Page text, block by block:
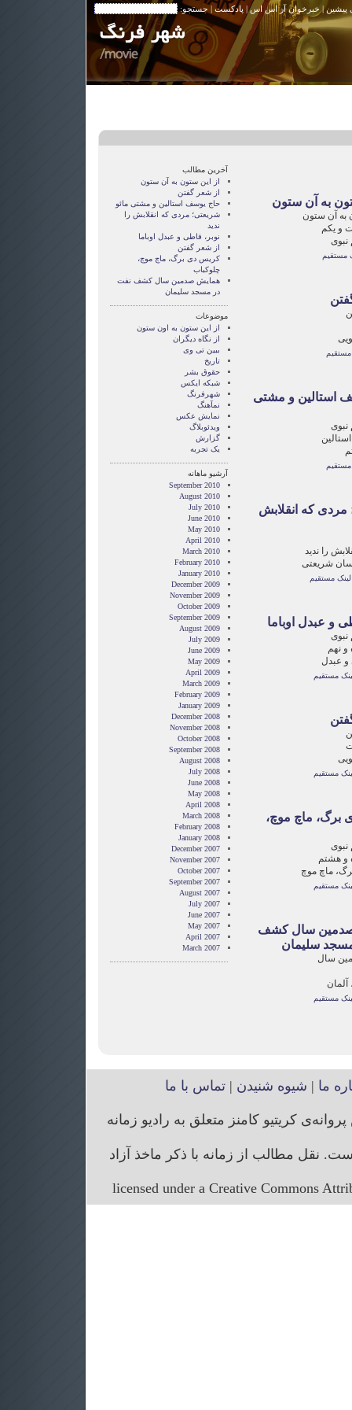
پیشین|خبرخوان آر اس اس|پادکست | جستجو:
به آن ستون
به آن ستون
و یکم
نبوی
مستقیم
مستقیم
استالین و مشتی
نبوی
مستقیم
مردی که انقلابش
را ندید
شریعتی
لینک مستقیم
و عبدل اوباما
نبوی
و نهم
و عبدل
مستقیم
مستقیم
برگ، ماچ موچ،
نبوی
و هشتم
ماچ موچ
مستقیم
سال کشف
سلیمان
سال
مستقیم
آخرین مطالب
از این ستون به آن ستون
از شعر گفتن
حاج یوسف استالین و مشتی مائو
شریعتی؛ مردی که انقلابش را
ندید
نوبر، فاطی و عبدل اوباما
از شعر گفتن
کریس دی‌ برگ، ماچ موچ،
چلوکباب
همایش صدمین سال کشف نفت
در مسجد سلیمان
موضوعات
از این ستون به اون ستون
از نگاه دیگران
ببین تی وی
تاریخ
حقوق بشر
شبکه ایکس
شهرفرنگ
نمآهنگ
نمایش عکس
ویدئوبلاگ
گزارش
یک تجربه
آرشیو ماهانه
September 2010
August 2010
July 2010
June 2010
May 2010
April 2010
March 2010
February 2010
January 2010
December 2009
November 2009
October 2009
September 2009
August 2009
July 2009
June 2009
May 2009
April 2009
March 2009
February 2009
January 2009
December 2008
November 2008
October 2008
September 2008
August 2008
July 2008
June 2008
May 2008
April 2008
March 2008
February 2008
January 2008
December 2007
November 2007
October 2007
September 2007
August 2007
July 2007
June 2007
May 2007
April 2007
March 2007
ما | شیوه شنیدن |تماس با ما
کریتیو کامنز متعلق به رادیو زمانه
نقل مطالب از زمانه با ذکر ماخذ آزاد
licensed under a Creative Commons